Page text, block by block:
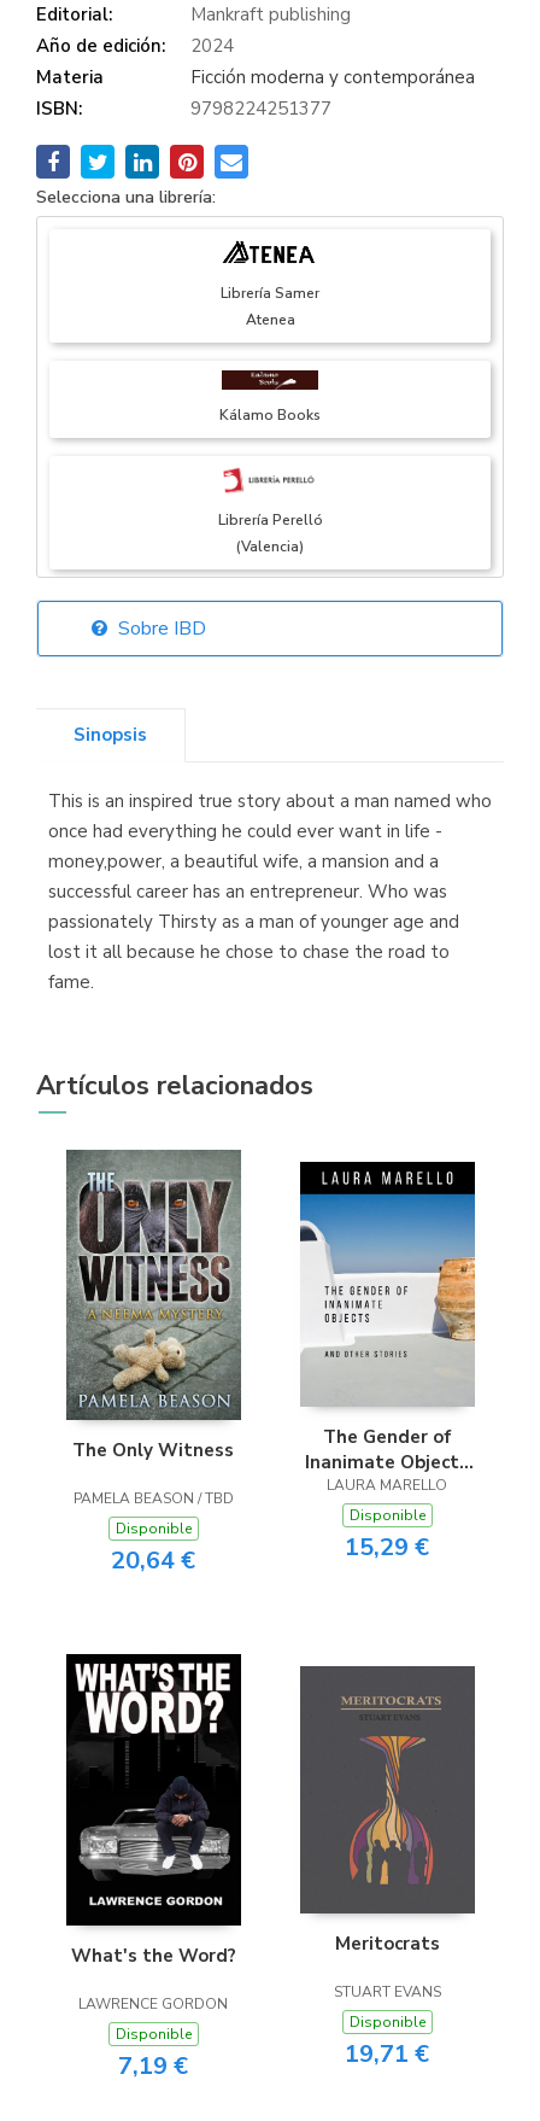
Editorial:
Mankraft publishing
Año de edición:
2024
Materia
Ficción moderna y contemporánea
ISBN:
9798224251377
Selecciona una librería:
Librería Samer
Atenea
Kálamo Books
Librería Perelló
(Valencia)
Librería Elías
Librería Kolima
(Madrid)
Librería Proteo
Sobre IBD
Sinopsis
This is an inspired true story about a man named who
once had everything he could ever want in life -
money,power, a beautiful wife, a mansion and a
successful career has an entrepreneur. Who was
passionately Thirsty as a man of younger age and
lost it all because he chose to chase the road to
fame.
Artículos relacionados
The Only Witness
PAMELA BEASON / TBD
Disponible
20,64 €
The Gender of
Inanimate Objects
and Other Stories
LAURA MARELLO
Disponible
15,29 €
What's the Word?
LAWRENCE GORDON
Disponible
7,19 €
Meritocrats
STUART EVANS
Disponible
19,71 €